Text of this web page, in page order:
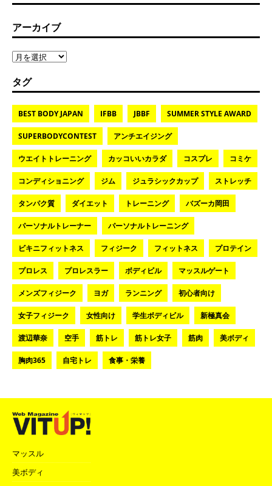
アーカイブ
タグ
BEST BODY JAPAN IFBB JBBF SUMMER STYLE AWARD
SUPERBODYCONTEST アンチエイジング
ウエイトトレーニング カッコいいカラダ コスプレ コミケ
コンディショニング ジム ジュラシックカップ ストレッチ
タンパク質 ダイエット トレーニング バズーカ岡田
パーソナルトレーナー パーソナルトレーニング
ビキニフィットネス フィジーク フィットネス プロテイン
プロレス プロレスラー ボディビル マッスルゲート
メンズフィジーク ヨガ ランニング 初心者向け
女子フィジーク 女性向け 学生ボディビル 新極真会
渡辺華奈 空手 筋トレ 筋トレ女子 筋肉 美ボディ
胸肉365 自宅トレ 食事・栄養
マッスル
美ボディ